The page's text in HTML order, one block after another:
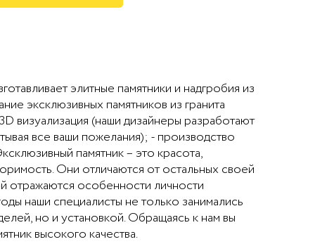
элитные памятники и надгробия из
эксклюзивных памятников из гранита
визуализация (наши дизайнеры разработают
все ваши пожелания); - производство
памятник – это красота,
Они отличаются от остальных своей
отражаются особенности личности
наши специалисты не только занимались
но и установкой. Обращаясь к нам вы
высокого качества.